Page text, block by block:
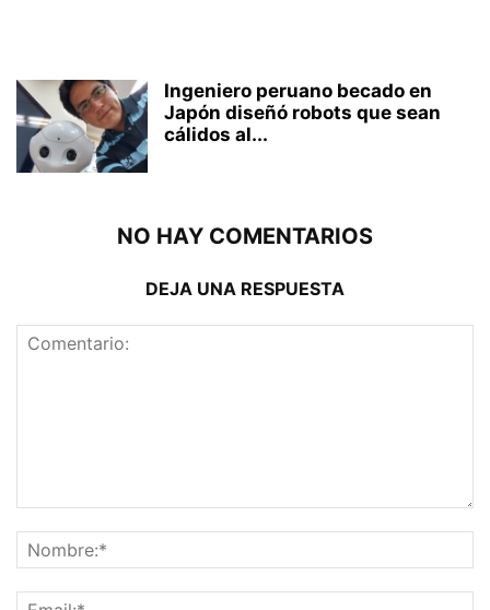
Ingeniero peruano becado en
Japón diseñó robots que sean
cálidos al...
NO HAY COMENTARIOS
DEJA UNA RESPUESTA